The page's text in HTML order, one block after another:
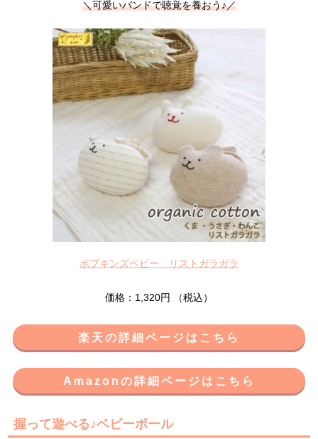
＼可愛いバンドで聴覚を養おう♪／
ポプキンズベビー リストガラガラ
価格：1,320円 （税込）
楽天の詳細ページはこちら
Amazonの詳細ページはこちら
握って遊べる♪ベビーボール